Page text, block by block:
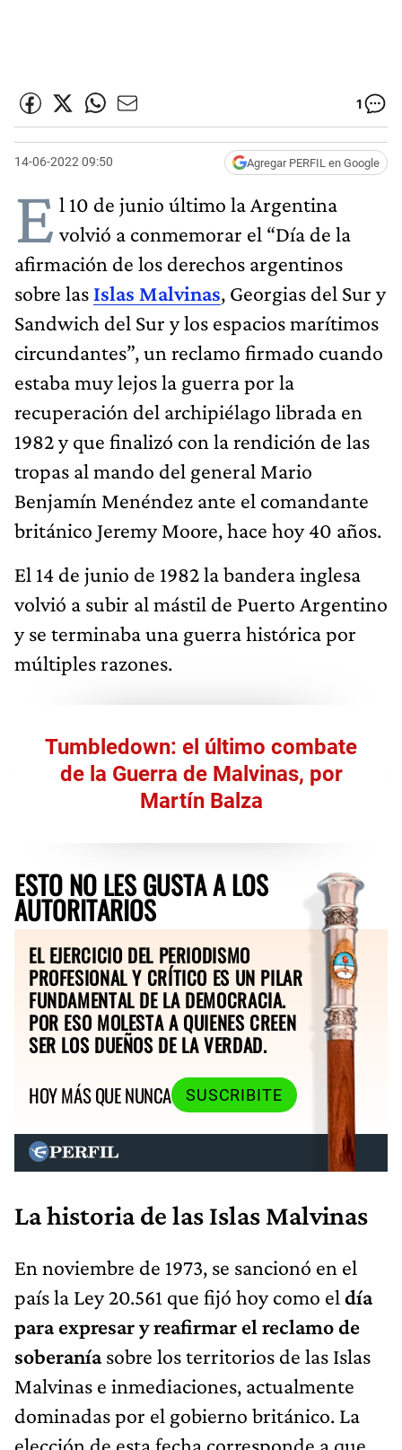
1
14-06-2022 09:50 Agregar PERFIL en Google
E l 10 de junio último la Argentina
volvió a conmemorar el “Día de la
afirmación de los derechos argentinos
sobre las Islas Malvinas, Georgias del Sur y
Sandwich del Sur y los espacios marítimos
circundantes”, un reclamo firmado cuando
estaba muy lejos la guerra por la
recuperación del archipiélago librada en
1982 y que finalizó con la rendición de las
tropas al mando del general Mario
Benjamín Menéndez ante el comandante
británico Jeremy Moore, hace hoy 40 años.
El 14 de junio de 1982 la bandera inglesa
volvió a subir al mástil de Puerto Argentino
y se terminaba una guerra histórica por
múltiples razones.
Tumbledown: el último combate
de la Guerra de Malvinas, por
Martín Balza
ESTO NO LES GUSTA A LOS
AUTORITARIOS
EL EJERCICIO DEL PERIODISMO
PROFESIONAL Y CRÍTICO ES UN PILAR
FUNDAMENTAL DE LA DEMOCRACIA.
POR ESO MOLESTA A QUIENES CREEN
SER LOS DUEÑOS DE LA VERDAD.
HOY MÁS QUE NUNCA
SUSCRIBITE
La historia de las Islas Malvinas
En noviembre de 1973, se sancionó en el
país la Ley 20.561 que fijó hoy como el día
para expresar y reafirmar el reclamo de
soberaníasobre los territorios de las Islas
Malvinas e inmediaciones, actualmente
dominadas por el gobierno británico. La
elección de esta fecha corresponde a que